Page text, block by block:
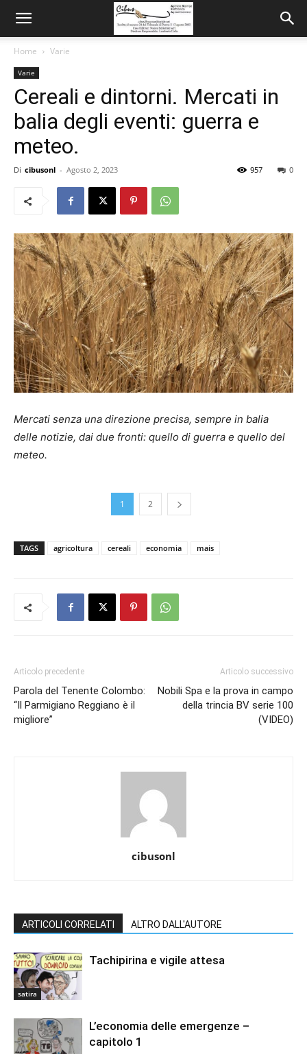
Home Varie
Varie
Cereali e dintorni. Mercati in
balia degli eventi: guerra e
meteo.
Di cibusonl - Agosto 2, 2023 0
957
Mercati senza una direzione precisa, sempre in balia
delle notizie, dai due fronti: quello di guerra e quello del
meteo.
1 2
TAGS agricoltura cereali economia mais
Articolo precedente
Parola del Tenente Colombo:
“Il Parmigiano Reggiano è il
migliore”
Articolo successivo
Nobili Spa e la prova in campo
della trincia BV serie 100
(VIDEO)
cibusonl
ARTICOLI CORRELATI ALTRO DALL'AUTORE
satira
Tachipirina e vigile attesa
L’economia delle emergenze –
capitolo 1